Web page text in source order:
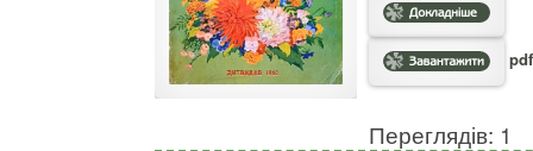
Переглядів: 1